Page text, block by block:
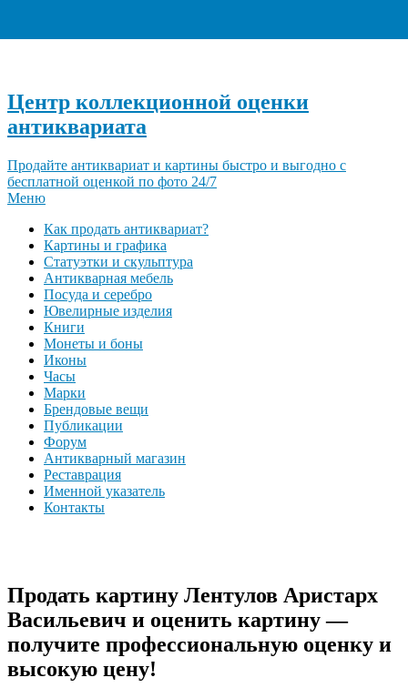
Центр коллекционной оценки
антиквариата
Продайте антиквариат и картины быстро и выгодно с
бесплатной оценкой по фото 24/7
Меню
Как продать антиквариат?
Картины и графика
Статуэтки и скульптура
Антикварная мебель
Посуда и серебро
Ювелирные изделия
Книги
Монеты и боны
Иконы
Часы
Марки
Брендовые вещи
Публикации
Форум
Антикварный магазин
Реставрация
Именной указатель
Контакты
Продать картину Лентулов Аристарх
Васильевич и оценить картину —
получите профессиональную оценку и
высокую цену!